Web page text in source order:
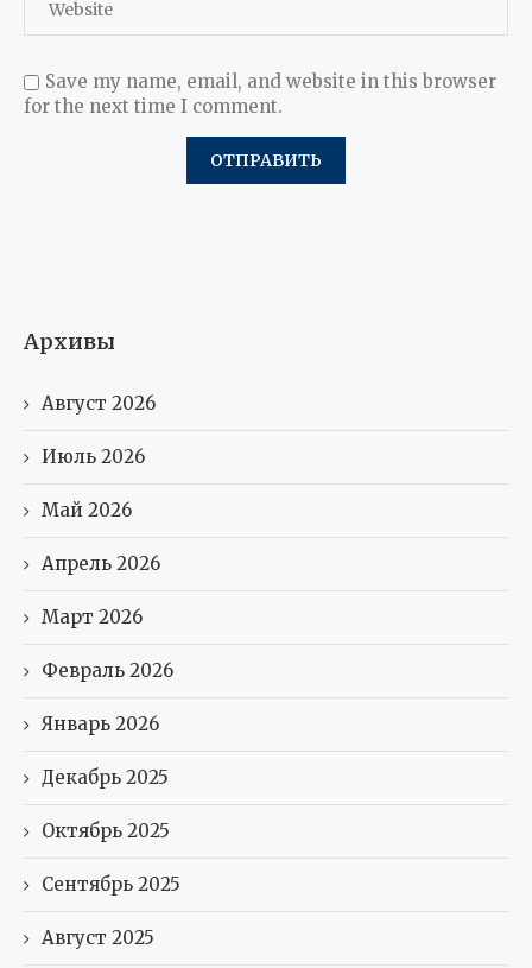
Save my name, email, and website in this browser
for the next time I comment.
Архивы
Август 2026
Июль 2026
Май 2026
Апрель 2026
Март 2026
Февраль 2026
Январь 2026
Декабрь 2025
Октябрь 2025
Сентябрь 2025
Август 2025